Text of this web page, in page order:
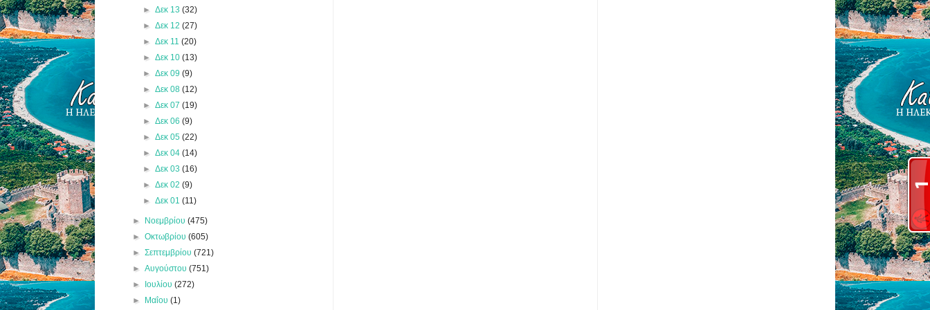
► Δεκ 13 (32)
► Δεκ 12 (27)
► Δεκ 11 (20)
► Δεκ 10 (13)
► Δεκ 09 (9)
► Δεκ 08 (12)
► Δεκ 07 (19)
► Δεκ 06 (9)
► Δεκ 05 (22)
► Δεκ 04 (14)
► Δεκ 03 (16)
► Δεκ 02 (9)
► Δεκ 01 (11)
► Νοεμβρίου(475)
►Οκτωβρίου(605)
►Σεπτεμβρίου(721)
►Αυγούστου(751)
► Ιουλίου(272)
► Μαΐου(1)